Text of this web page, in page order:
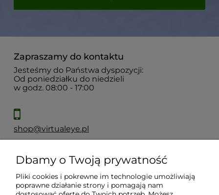
Zapraszamy do kontaktu
Jesteśmy do Państwa dyspozycji:
Od poniedziałku do niedzieli
w godz. 08:00 - 17:00
shop@virtualeye.pl
Moje konto
Dbamy o Twoją prywatność
Pliki cookies i pokrewne im technologie umożliwiają
poprawne działanie strony i pomagają nam